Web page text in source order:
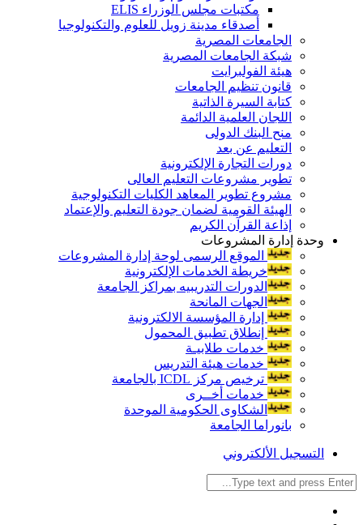
مكتبات مجلس الوزراء ELIS
أصدقاء مدينة زويل للعلوم والتكنولوجيا
الجامعات المصرية
شبكة الجامعات المصرية
هيئة الفولبرايت
قانون تنظيم الجامعات
كتابة السيرة الذاتية
اللجان العلمية الدائمة
منح البنك الدولى
التعليم عن بعد
دورات التجارة الإلكترونية
تطوير مشروعات التعليم العالى
مشروع تطوير المعاهد الكليات التكنولوجية
الهيئة القومية لضمان جودة التعليم والإعتماد
إذاعة القرآن الكريم
وحدة إدارة المشروعات
الموقع الرسمى لوحة إدارة المشروعات
خريطة الخدمات الإلكترونية
الدورات التدريبيه بمراكز الجامعة
الجهات المانحة
إدارة المؤسسة الالكترونية
إنطلاق تطبيق المحمول
خدمات طلابيـة
خدمات هيئة التدريس
ترخيص مركز ICDL بالجامعة
خدمات أخــرى
الشكاوى الحكومية الموحدة
بانوراما الجامعة
التسجيل الألكتروني